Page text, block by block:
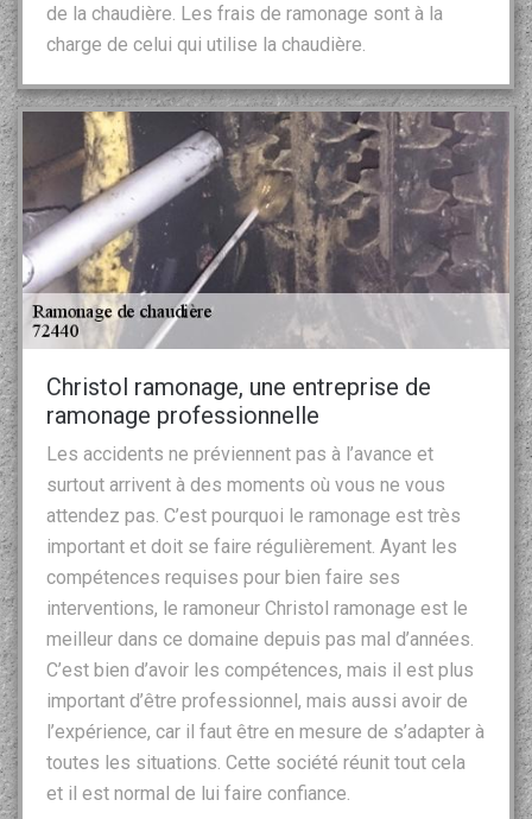
de la chaudière. Les frais de ramonage sont à la
charge de celui qui utilise la chaudière.
Christol ramonage, une entreprise de
ramonage professionnelle
Les accidents ne préviennent pas à l’avance et
surtout arrivent à des moments où vous ne vous
attendez pas. C’est pourquoi le ramonage est très
important et doit se faire régulièrement. Ayant les
compétences requises pour bien faire ses
interventions, le ramoneur Christol ramonage est le
meilleur dans ce domaine depuis pas mal d’années.
C’est bien d’avoir les compétences, mais il est plus
important d’être professionnel, mais aussi avoir de
l’expérience, car il faut être en mesure de s’adapter à
toutes les situations. Cette société réunit tout cela
et il est normal de lui faire confiance.